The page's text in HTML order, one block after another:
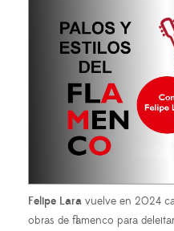
Felipe Lara vuelve en 2024
obras de flamenco para